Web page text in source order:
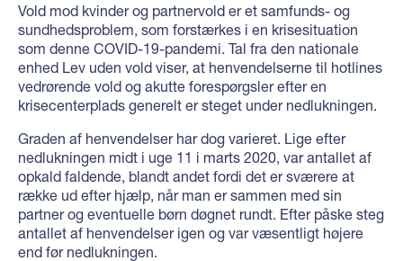
Vold mod kvinder og partnervold er et samfunds- og
sundhedsproblem, som forstærkes i en krisesituation
som denne COVID-19-pandemi. Tal fra den nationale
enhed Lev uden vold viser, at henvendelserne til hotlines
vedrørende vold og akutte forespørgsler efter en
krisecenterplads generelt er steget under nedlukningen.
Graden af henvendelser har dog varieret. Lige efter
nedlukningen midt i uge 11 i marts 2020, var antallet af
opkald faldende, blandt andet fordi det er sværere at
række ud efter hjælp, når man er sammen med sin
partner og eventuelle børn døgnet rundt. Efter påske steg
antallet af henvendelser igen og var væsentligt højere
end før nedlukningen.